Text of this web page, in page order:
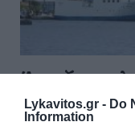
Lykavitos.gr - Do
Information
Άνοιξε η